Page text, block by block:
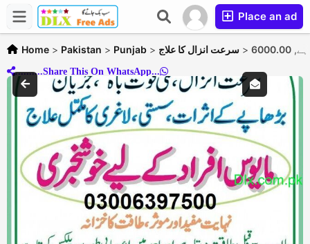
Place an ad
Home > Pakistan > Punjab > سرعت انزال کا علاج >
..........Share This On WhatsApp...